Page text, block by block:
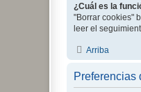
¿Cuál es la
"Borrar cookies"
leer el
Arriba
Preferencias